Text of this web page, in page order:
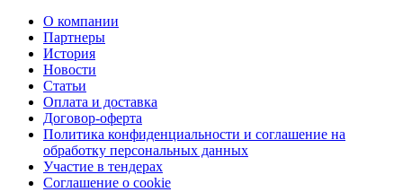
О компании
Партнеры
История
Новости
Статьи
Оплата и доставка
Договор-оферта
Политика конфиденциальности и соглашение на
обработку персональных данных
Участие в тендерах
Соглашение о cookie